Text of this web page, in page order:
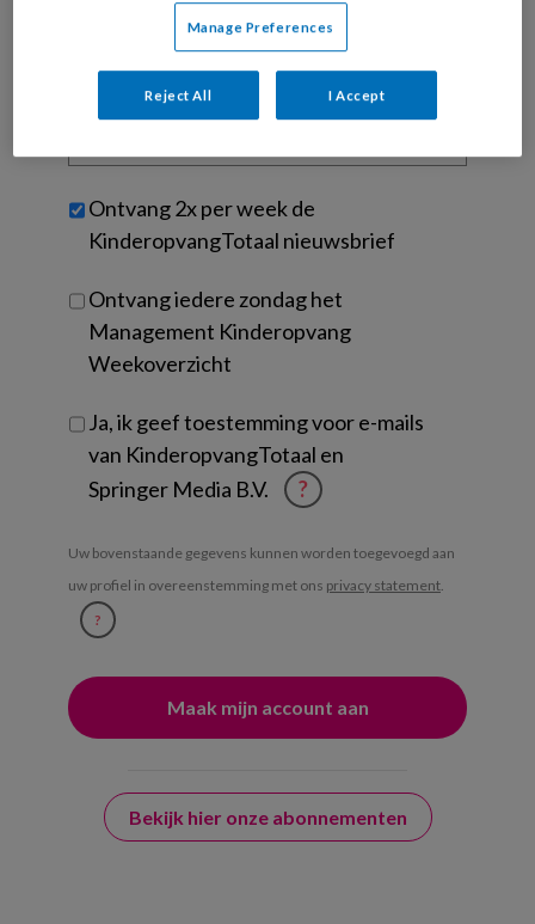
organisatie
je?
Untitled
Ontvang 2x per week de
KinderopvangTotaal nieuwsbrief
Ontvang iedere zondag het
Management Kinderopvang
Weekoverzicht
Ja, ik geef toestemming voor e-mails
van KinderopvangTotaal en
Springer Media B.V.
?
Uw bovenstaande gegevens kunnen worden toegevoegd aan
uw profiel in overeenstemming met ons privacy statement.
?
Bekijk hier onze abonnementen
Manage Preferences
Reject All I Accept